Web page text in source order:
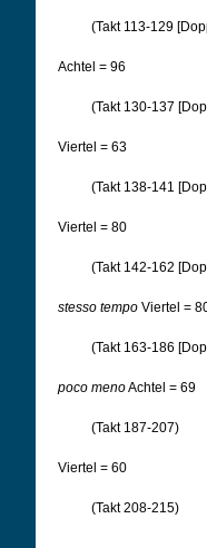
(Takt 113-129
Achtel = 96
(Takt 130-137
Viertel = 63
(Takt 138-141
Viertel = 80
(Takt 142-162
stesso tempo Viertel =
(Takt 163-186
poco menoAchtel = 69
(Takt 187-207)
Viertel = 60
(Takt 208-215)